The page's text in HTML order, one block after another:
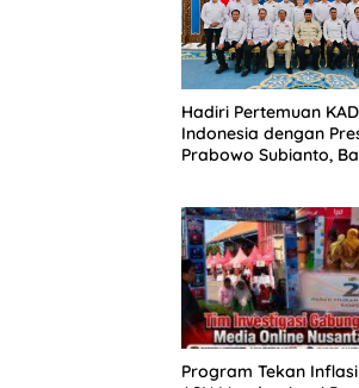
Hadiri Pertemuan
Indonesia dengan
Prabowo Subianto,
Hadapi Gejolak
Program Tekan